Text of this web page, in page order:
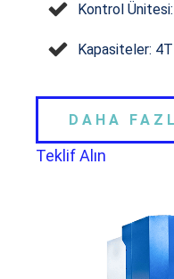
Kontrol
Kapasiteler:
DAHA
Teklif Alın